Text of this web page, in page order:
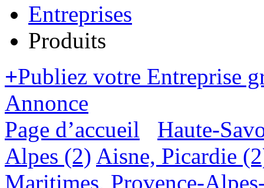
Entreprises
Produits
+Publiez votre Entreprise
Annonce
Page d’accueil
Haute-
Alpes (2) Aisne, Picardie
Maritimes, Provence-